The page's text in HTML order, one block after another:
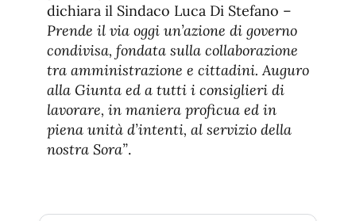
dichiara il Sindaco Luca Di Stefano –
Prende il via oggi un’azione di governo
condivisa, fondata sulla collaborazione
tra amministrazione e cittadini. Auguro
alla Giunta ed a tutti i consiglieri di
lavorare, in maniera proficua ed in
piena unità d’intenti, al servizio della
nostra Sora”.